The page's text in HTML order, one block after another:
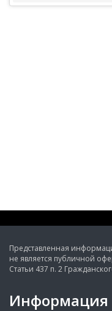
Представленная
не является публичной
Статьи 437 п. 2
Информация